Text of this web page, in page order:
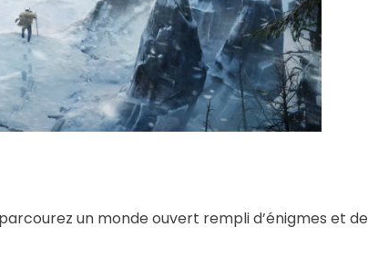
un monde ouvert rempli d’énigmes et de